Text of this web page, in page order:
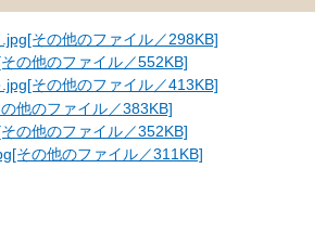
その他のファイル／298KB]
の他のファイル／552KB]
その他のファイル／413KB]
他のファイル／383KB]
の他のファイル／352KB]
その他のファイル／311KB]